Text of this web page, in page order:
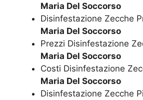
Maria Del Soccorso
Disinfestazione Zecche
Maria Del Soccorso
Prezzi Disinfestazione
Maria Del Soccorso
Costi Disinfestazione
Maria Del Soccorso
Disinfestazione Zecche